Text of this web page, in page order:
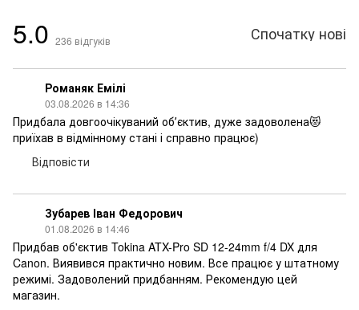
5.0 236 відгуків Спочатку нові
Романяк Емілі
03.08.2026 в 14:36
Придбала довгоочікуваний обʼєктив, дуже задоволена😻
приїхав в відмінному стані і справно працює)
Відповісти
Зубарев Іван Федорович
01.08.2026 в 14:46
Придбав об'єктив Tokina ATX-Pro SD 12-24mm f/4 DX для
Canon. Виявився практично новим. Все працює у штатному
режимі. Задоволений придбанням. Рекомендую цей
магазин.